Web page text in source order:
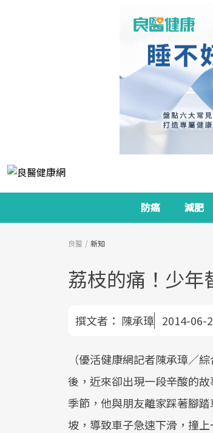
防癌 減肥
良醫 新知
荔枝的痛！少
撰文者： 陳承璋 2014-06-
（優活健康網記者陳承璋／
後，近來卻出現一段辛酸的
季節，他與朋友離家踩著腳
坡，導致車子急速下滑，撞